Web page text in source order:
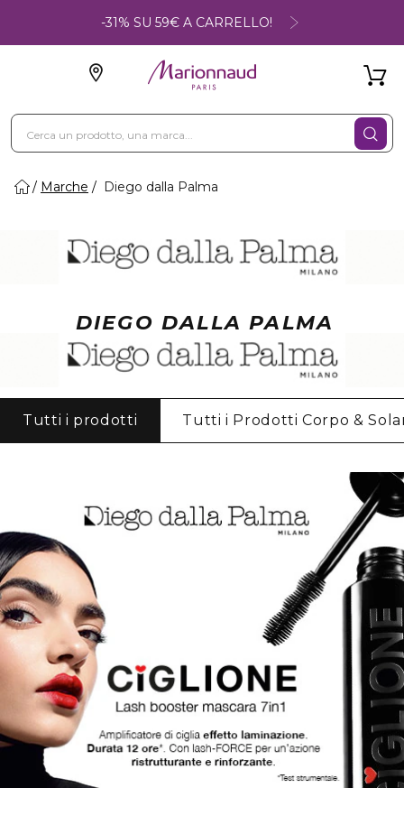
-31% SU 59€ A CARRELLO!
Marche Diego dalla Palma
DIEGO DALLA PALMA
Tutti i prodotti Tutti i Prodotti Corpo &